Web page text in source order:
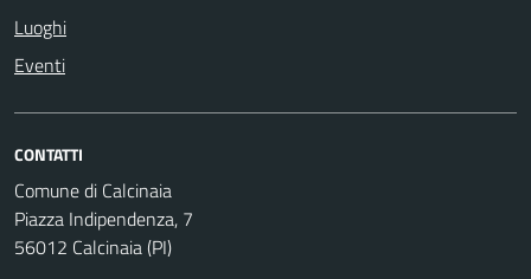
Luoghi
Eventi
CONTATTI
Comune di Calcinaia
Piazza Indipendenza, 7
56012 Calcinaia (PI)